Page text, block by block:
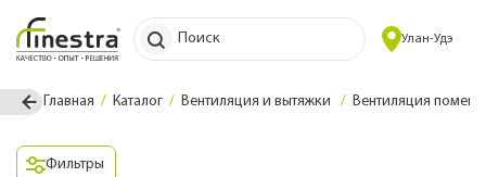
Поиск Улан-Удэ
Главная Каталог Вентиляция и вытяжки Вентиляция
Фильтры